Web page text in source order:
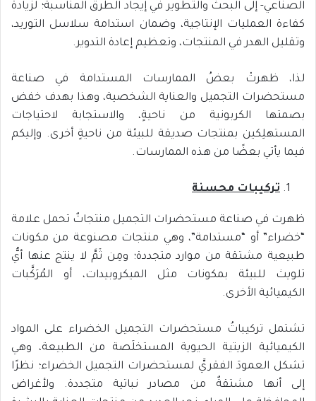
الصناعي- إلى البحث والتطوير في إيجاد الطرق المناسبة؛ لزيادة
كفاءة العمليات الإنتاجية، وضمان استدامة سلاسل التوريد،
وتقليل الهدر في المنتجات، وتعظيم إعادة التدوير.
لذا، ظهرتْ بعضُ الممارسات المستدامة في صناعة
مستحضرات التجميل والعناية الشخصية، وهذا بهدف خفض
بصمتها الكربونية من ناحيةٍ، والاستجابة لاحتياجات
المستهلِكين بمنتجات صديقة للبيئة من ناحيةٍ أخرى. وإليكم
فيما يأتي بعضًا من هذه الممارسات.
تركيبات محسنة
ظهرت في صناعة مستحضرات التجميل منتجاتٌ تحمل علامة
“خضراء” أو “مستدامة”، وهي منتجات مصنوعة من مكونات
طبيعية مشتقة من موارد متجددة؛ ومِن ثَمَّ لا ينتج عنها أيُّ
تلويث للبيئة بمكونات مثل الميكروبيدات، أو المُرَكَّبات
الكيميائية الأخرى.
تشتمل تركيباتُ مستحضرات التجميل الخضراء على المواد
الكيميائية الزيتية الحيوية المستخلَصة من الطبيعة، وهي
تشكل العمودَ الفقريَّ لمستحضرات التجميل الخضراء؛ نظرًا
إلى أنها مشتقةٌ من مصادر نباتية متجددة. ولأغراض